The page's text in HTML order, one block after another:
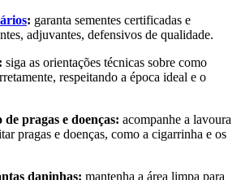
: garanta sementes certificadas e
adjuvantes, defensivos de qualidade.
siga as orientações técnicas sobre como
respeitando a época ideal e o
pragas e doenças: acompanhe a lavoura
pragas e doenças, como a cigarrinha e os
daninhas: mantenha a área limpa para